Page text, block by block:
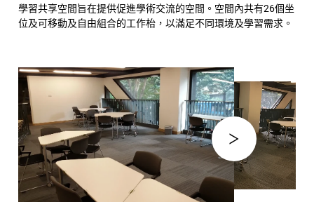
學習共享空間旨在提供促進學術交流的空間。空間內共有26個坐
位及可移動及自由組合的工作枱，以滿足不同環境及學習需求。